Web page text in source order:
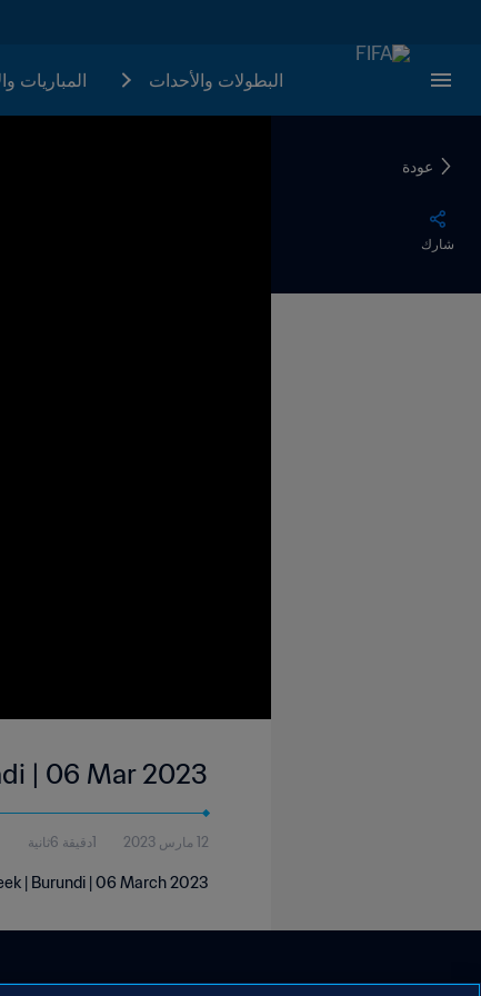
البطولات والأحدات المباريات
عودة
شارك
| 06 Mar 2023
12 مارس 2023 1دقيقة 6ثانية
| Burundi | 06 March 2023